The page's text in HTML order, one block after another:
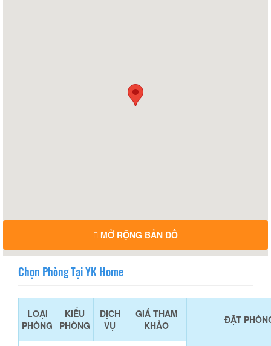
MỞ RỘNG BẢN ĐỒ
Chọn Phòng Tại YK Home
LOẠI
PHÒNG
KIỂU
PHÒNG
DỊCH
VỤ
GIÁ THAM
KHẢO
ĐẶT